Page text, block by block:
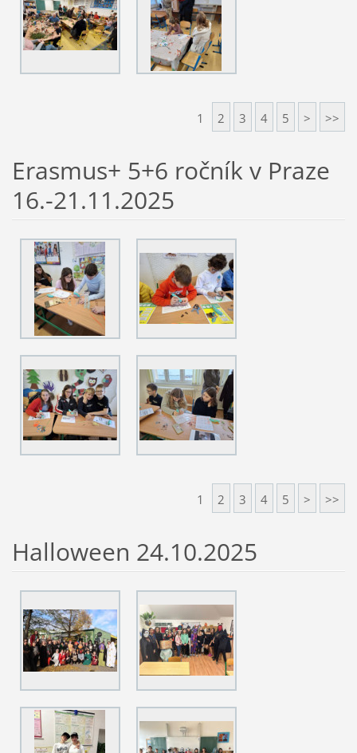
1 2 3 4 5 > >>
Erasmus+ 5+6 ročník v Praze
16.-21.11.2025
1 2 3 4 5 > >>
Halloween 24.10.2025